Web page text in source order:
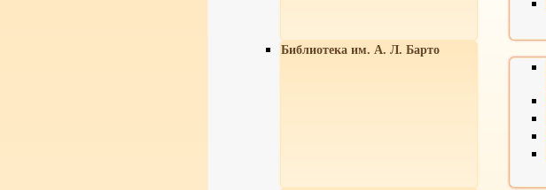
Библиотека им. А. Л. Барто